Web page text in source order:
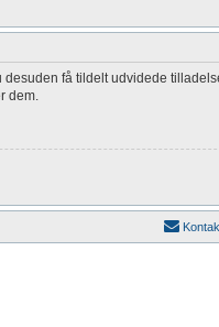
få tildelt udvidede
dem.